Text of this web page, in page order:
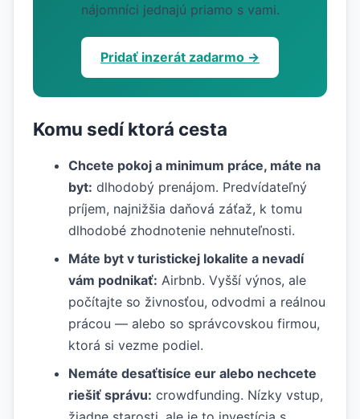
nájomníci jednajú priamo s vami.
Pridať inzerát zadarmo →
Komu sedí ktorá cesta
Chcete pokoj a minimum práce, máte na
byt: dlhodobý prenájom. Predvídateľný
príjem, najnižšia daňová záťaž, k tomu
dlhodobé zhodnotenie nehnuteľnosti.
Máte byt v turistickej lokalite a nevadí
vám podnikať: Airbnb. Vyšší výnos, ale
počítajte so živnosťou, odvodmi a reálnou
prácou — alebo so správcovskou firmou,
ktorá si vezme podiel.
Nemáte desaťtisíce eur alebo nechcete
riešiť správu: crowdfunding. Nízky vstup,